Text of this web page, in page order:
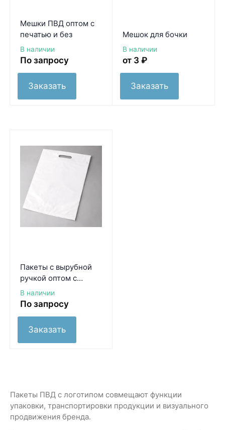
Мешки ПВД оптом с
печатью и без
В наличии
По запросу
Заказать
Мешок для бочки
В наличии
от 3 ₽
Заказать
Пакеты с вырубной
ручкой оптом с
логотипом и без
В наличии
По запросу
Заказать
Пакеты ПВД с логотипом совмещают функции
упаковки, транспортировки продукции и визуального
продвижения бренда.